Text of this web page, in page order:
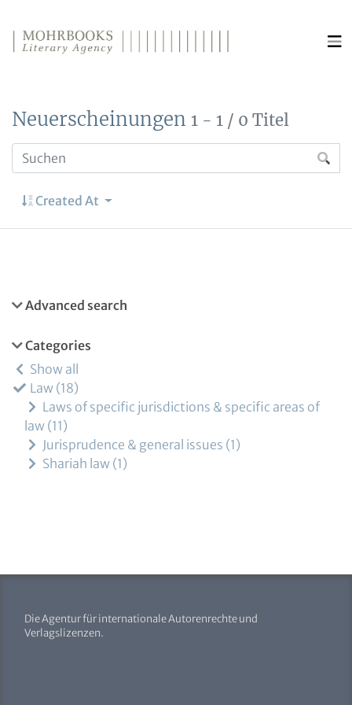
Neuerscheinungen 1 - 1 / 0 Titel
Created At
Advanced search
Categories
Show all
Law 18
Laws of specific jurisdictions & specific areas of
law 11
Jurisprudence & general issues 1
Shariah law 1
Die Agentur für internationale Autorenrechte und
Verlagslizenzen.